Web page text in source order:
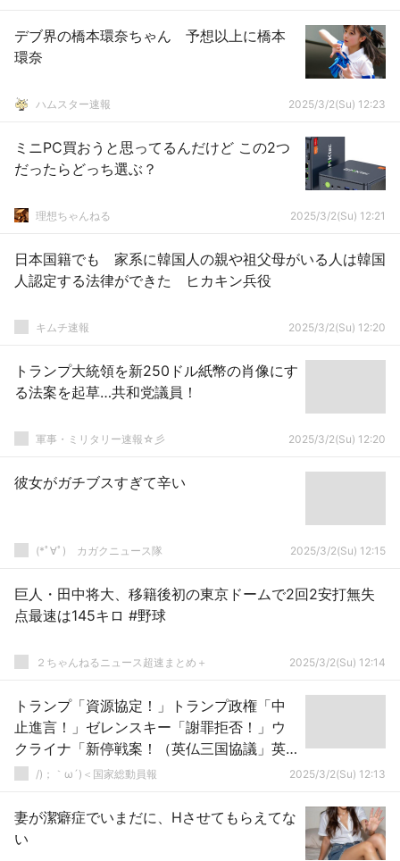
デブ界の橋本環奈ちゃん 予想以上に橋本
環奈
ハムスター速報 2025/3/2(Su) 12:23
ミニPC買おうと思ってるんだけど この2つ
だったらどっち選ぶ？
理想ちゃんねる 2025/3/2(Su) 12:21
日本国籍でも 家系に韓国人の親や祖父母がいる人は韓国
人認定する法律ができた ヒカキン兵役
キムチ速報 2025/3/2(Su) 12:20
トランプ大統領を新250ドル紙幣の肖像にす
る法案を起草…共和党議員！
軍事・ミリタリー速報☆彡 2025/3/2(Su) 12:20
彼女がガチブスすぎて辛い
(*ﾟ∀ﾟ)ゞカガクニュース隊 2025/3/2(Su) 12:15
巨人・田中将大、移籍後初の東京ドームで2回2安打無失
点最速は145キロ #野球
２ちゃんねるニュース超速まとめ＋ 2025/3/2(Su) 12:14
トランプ「資源協定！」トランプ政権「中
止進言！」ゼレンスキー「謝罪拒否！」ウ
クライナ「新停戦案！（英仏三国協議」英
国「追加融資！（露凍結資産4270億円」→
/)；｀ω´)＜国家総動員報 2025/3/2(Su) 12:13
妻が潔癖症でいまだに、Hさせてもらえてな
い